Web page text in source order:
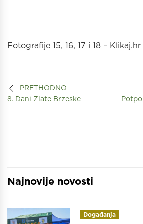
Fotografije 15, 16, 17 i 18 – Klikaj.hr
PRETHODNO
8. Dani Zlate Brzeske
Najnovije novosti
Događanja